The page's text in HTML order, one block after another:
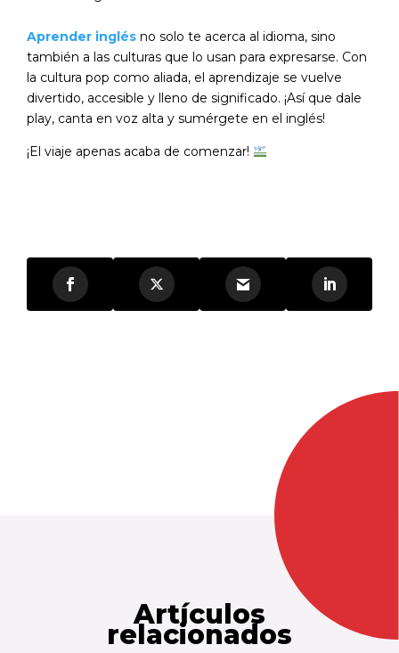
Aprender inglés no solo te acerca al idioma, sino
también a las culturas que lo usan para expresarse. Con
la cultura pop como aliada, el aprendizaje se vuelve
divertido, accesible y lleno de significado. ¡Así que dale
play, canta en voz alta y sumérgete en el inglés!
¡El viaje apenas acaba de comenzar!
Artículos
relacionados